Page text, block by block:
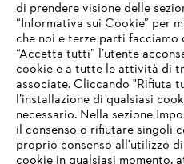
Service
Termini e condizioni generali
IHR BROWSER
UNTERSTÜTZT
Sie nutzen einen Browser, den
eine optimale Nutzung unserer
einem der folgenden Browser
di prendere visione delle
“Informativa sui Cookie” per
che noi e terze parti
“Accetta tutti” l’utente
cookie e a tutte le attività di
associate. Cliccando "Rifiuta
l’installazione di qualsiasi
necessario. Nella sezione
il consenso o rifiutare singoli
proprio consenso all'utilizzo